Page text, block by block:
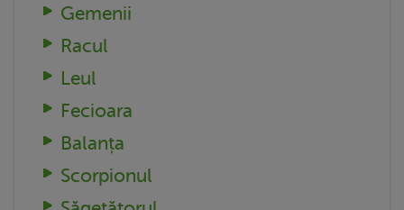
Gemenii
Racul
Leul
Fecioara
Balanța
Scorpionul